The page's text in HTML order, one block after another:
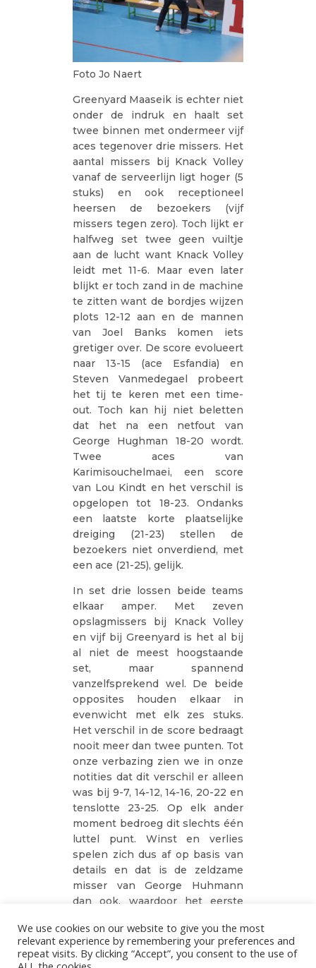
Foto Jo Naert
Greenyard Maaseik is echter niet
onder de indruk en haalt set
twee binnen met ondermeer vijf
aces tegenover drie missers. Het
aantal missers bij Knack Volley
vanaf de serveerlijn ligt hoger (5
stuks) en ook receptioneel
heersen de bezoekers (vijf
missers tegen zero). Toch lijkt er
halfweg set twee geen vuiltje
aan de lucht want Knack Volley
leidt met 11-6. Maar even later
blijkt er toch zand in de machine
te zitten want de bordjes wijzen
plots 12-12 aan en de mannen
van Joel Banks komen iets
gretiger over. De score evolueert
naar 13-15 (ace Esfandia) en
Steven Vanmedegael probeert
het tij te keren met een time-
out. Toch kan hij niet beletten
dat het na een netfout van
George Hughman 18-20 wordt.
Twee aces van
Karimisouchelmaei, een score
van Lou Kindt en het verschil is
opgelopen tot 18-23. Ondanks
een laatste korte plaatselijke
dreiging (21-23) stellen de
bezoekers niet onverdiend, met
een ace (21-25), gelijk.
In set drie lossen beide teams
elkaar amper. Met zeven
opslagmissers bij Knack Volley
en vijf bij Greenyard is het al bij
al niet de meest hoogstaande
set, maar spannend
vanzelfsprekend wel. De beide
opposites houden elkaar in
evenwicht met elk zes stuks.
Het verschil in de score bedraagt
nooit meer dan twee punten. Tot
onze verbazing zien we in onze
notities dat dit verschil er alleen
was bij 9-7, 14-12, 14-16, 20-22 en
tenslotte 23-25. Op elk ander
moment bedroeg dit slechts één
luttel punt. Winst en verlies
spelen zich dus af op basis van
details en dat is de zeldzame
misser van George Huhmann
dan ook, waardoor het eerste
bezoekers verzilverd wordt.
We use cookies on our website to give you the most
relevant experience by remembering your preferences and
repeat visits. By clicking “Accept”, you consent to the use of